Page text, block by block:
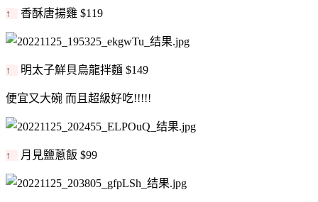
↑ 香酥唐揚雞 $119
↑ 明太子鮮貝烏龍拌麵 $149
便宜又大碗 而且超級好吃!!!!!
↑ 月見鹽蔥飯 $99